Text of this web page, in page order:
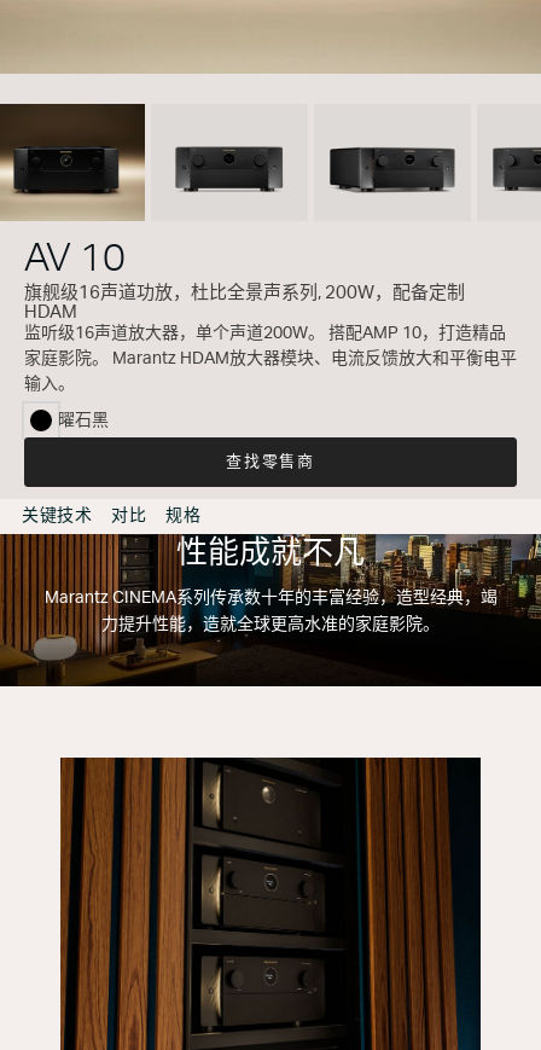
AV 10
旗舰级16声道功放，杜比全景声系列, 200W，配备定制
HDAM
监听级16声道放大器，单个声道200W。 搭配AMP 10，打造精品
家庭影院。 Marantz HDAM放大器模块、电流反馈放大和平衡电平
输入。
selected
曜石黑
查找零售商
关键技术 对比 规格
性能成就不凡
Marantz CINEMA系列传承数十年的丰富经验，造型经典，竭
力提升性能，造就全球更高水准的家庭影院。